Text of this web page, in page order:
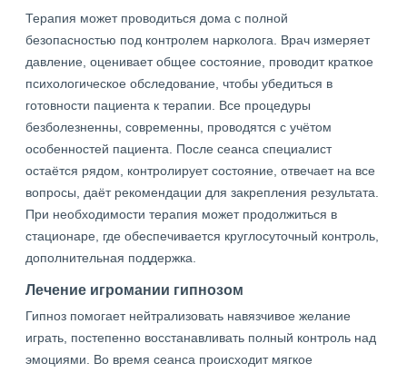
Терапия может проводиться дома с полной
безопасностью под контролем нарколога. Врач измеряет
давление, оценивает общее состояние, проводит краткое
психологическое обследование, чтобы убедиться в
готовности пациента к терапии. Все процедуры
безболезненны, современны, проводятся с учётом
особенностей пациента. После сеанса специалист
остаётся рядом, контролирует состояние, отвечает на все
вопросы, даёт рекомендации для закрепления результата.
При необходимости терапия может продолжиться в
стационаре, где обеспечивается круглосуточный контроль,
дополнительная поддержка.
Лечение игромании гипнозом
Гипноз помогает нейтрализовать навязчивое желание
играть, постепенно восстанавливать полный контроль над
эмоциями. Во время сеанса происходит мягкое